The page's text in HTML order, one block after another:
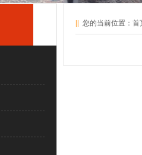
您的当前位置： 首